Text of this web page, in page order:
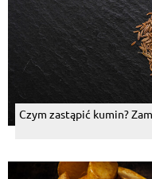
Czym zastąpić kumin?